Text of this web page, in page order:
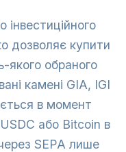
інвестиційного
дозволяє купити
якого обраного
камені GIA, IGI
в момент
або Bitcoin в
SEPA лише